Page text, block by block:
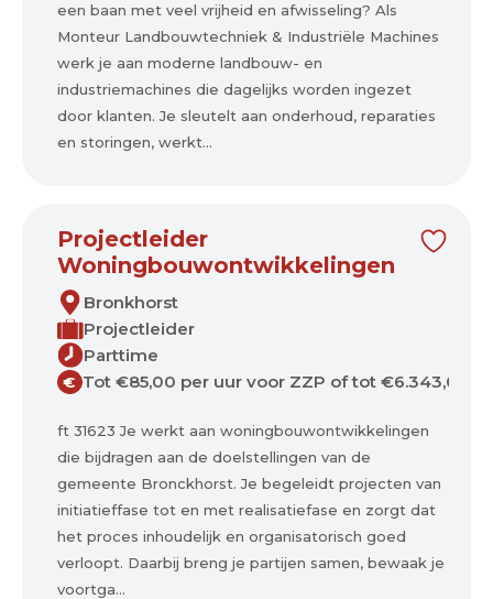
een baan met veel vrijheid en afwisseling? Als
Monteur Landbouwtechniek & Industriële Machines
werk je aan moderne landbouw- en
industriemachines die dagelijks worden ingezet
door klanten. Je sleutelt aan onderhoud, reparaties
en storingen, werkt...
Projectleider
Woningbouwontwikkelingen
Bronkhorst
Projectleider
Parttime
€ Tot €85,00 per uur voor ZZP of tot €6.343,00
ft 31623 Je werkt aan woningbouwontwikkelingen
die bijdragen aan de doelstellingen van de
gemeente Bronckhorst. Je begeleidt projecten van
initiatieffase tot en met realisatiefase en zorgt dat
het proces inhoudelijk en organisatorisch goed
verloopt. Daarbij breng je partijen samen, bewaak je
voortga...